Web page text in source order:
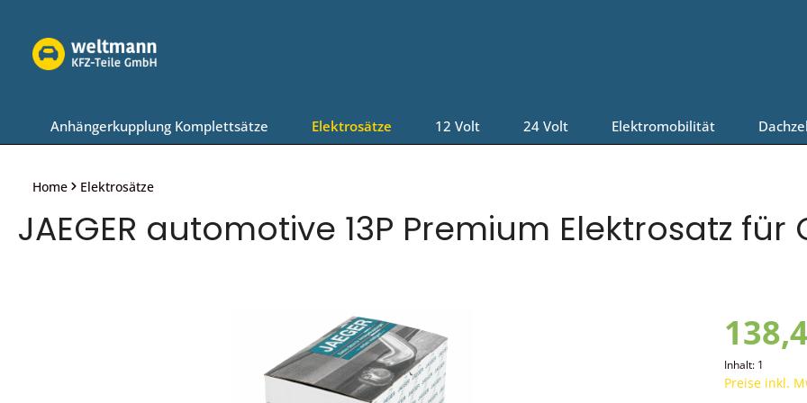
Anhängerkupplung Komplettsätze Elektrosätze 12 Volt 24 Volt Elektromobilität
Home Elektrosätze
JAEGER automotive 13P Premium Elektrosatz für
Inhalt: 1
Preise inkl.